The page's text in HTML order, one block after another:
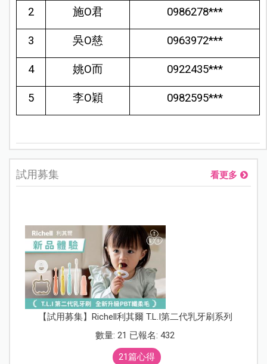
2 施O君 0986278***
3 吳O慈 0963972***
4 姚O而 0922435***
5 李O穎 0982595***
試用募集 看更多
【試用募集】Richell利其爾 T.L.I第二代乳牙刷系列
數量: 21 已報名: 432
21篇心得